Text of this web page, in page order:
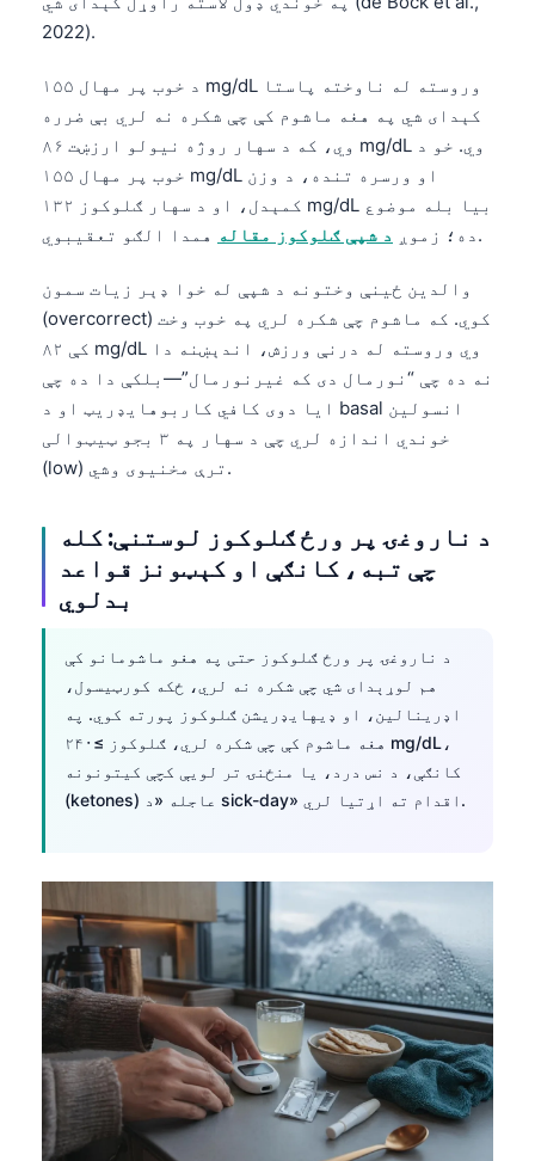
2022).
د خوب پر مهال ۱۵۵ mg/dL وروسته له ناوخته پاستا
کېدای شي په هغه ماشوم کې چې شکره نه لري بې ضرره
وي، که د سهار روژه نیولو ارزښت ۸۶ mg/dL وي. خو د
خوب پر مهال ۱۵۵ mg/dL او ورسره تنده، د وزن
کمېدل، او د سهار ګلوکوز ۱۳۲ mg/dL بیا بله موضوع
ده؛ زموږ د شپې ګلوکوز مقاله همدا الګو تعقیبوي.
والدین ځینې وختونه د شپې له خوا ډېر زیات سمون
(overcorrect) کوي. که ماشوم چې شکره لري په خوب وخت
کې ۸۲ mg/dL وي وروسته له درنې ورزش، اندېښنه دا
نه ده چې “نورمال دی که غیرنورمال”—بلکې دا ده چې
ایا دوی کافي کاربوهایډریټ او د basal انسولین
خوندي اندازه لري چې د سهار په ۳ بجو ټیټوالی
(low) ترې مخنیوی وشي.
د ناروغۍ پر ورځ ګلوکوز لوستنې: کله
چې تبه، کانګې او کېټونز قواعد
بدلوي
د ناروغۍ پر ورځ ګلوکوز حتی په هغو ماشومانو کې
هم لوړېدای شي چې شکره نه لري، ځکه کورټیسول،
اډرینالین، او ډیهایډریشن ګلوکوز پورته کوي. په
هغه ماشوم کې چې شکره لري، ګلوکوز ≥۲۴۰ mg/dL،
کانګې، د نس درد، یا منځنۍ تر لویې کچې کیتونونه
(ketones) عاجله «د sick-day» اقدام ته اړتیا لري.
Esperanto
Frysk
Ślōnskŏ gŏdka
Norsk bokmål